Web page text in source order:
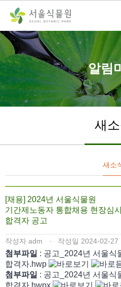
츠
바
로
가
기
본문으로
바로가기
알림
새
새소
[채용] 2024년 서울식물원
기간제노동자 통합채용 현장심
합격자 공고
작성자 adm 작성일 2024-02-27
첨부파일 : 공고_2024년 서울식
합격자.hwp
첨부파일 : 공고_2024년 서울식
합격자.hwpx